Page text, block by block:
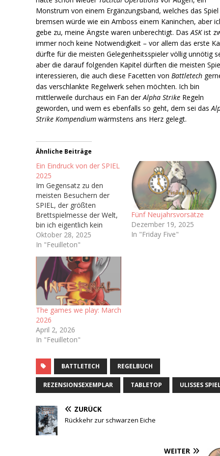
Monstrum von einem Ergänzungsband, welches das Spiel
bremsen würde wie ein Amboss einem Kaninchen, aber
gebe zu, meine Ängste waren unberechtigt. DasASKist
immer noch keine Notwendigkeit – vor allem das erste
dürfte für die meisten Gelegenheitsspieler völlig unnötig
aber die darauf folgenden Kapitel dürften die meisten
interessieren, die auch diese Facetten von Battletech
das verschlankte Regelwerk sehen möchten. Ich bin
mittlerweile durchaus ein Fan derAlpha Strike Regeln
geworden, und wem es ebenfalls so geht, dem sei das
Strike Kompendium wärmstens ans Herz gelegt.
Ähnliche Beiträge
Ein Eindruck von der SPIEL
2025
Im Gegensatz zu den
meisten Besuchern der
SPIEL, der größten
Brettspielmesse der Welt,
bin ich eigentlich kein
Brettspieler. In meiner
Kindheit wurden bei uns
gespielt abseits von ab
und an Risiko oder
Monopoly,
dementsprechend habe
ich nie wirklich Zugang
zum Brettspielhobby
gefunden. Man könnte
sich also fragen…
Oktober 28, 2025
In "Feuilleton"
Fünf Neujahrsvorsätze
Dezember 19, 2025
In "Friday Five"
The games we play: March
2026
April 2, 2026
In "Feuilleton"
BATTLETECH REGELBUCH
REZENSIONSEXEMPLAR TABLETOP ULISSES
ZURÜCK
Rückkehr zur schwarzen Eiche
WEITER